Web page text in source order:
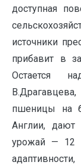
доступная
источники
прибавит в
Остается
пшеницы на
Англии,
урожай — 12